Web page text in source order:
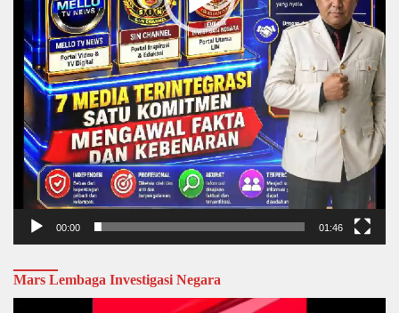
00:00 01:46
Mars Lembaga Investigasi Negara